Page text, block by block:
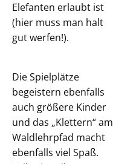
Elefanten erlaubt ist
(hier muss man halt
gut werfen!).
Die Spielplätze
begeistern ebenfalls
auch größere Kinder
und das „Klettern“ am
Waldlehrpfad macht
ebenfalls viel Spaß.